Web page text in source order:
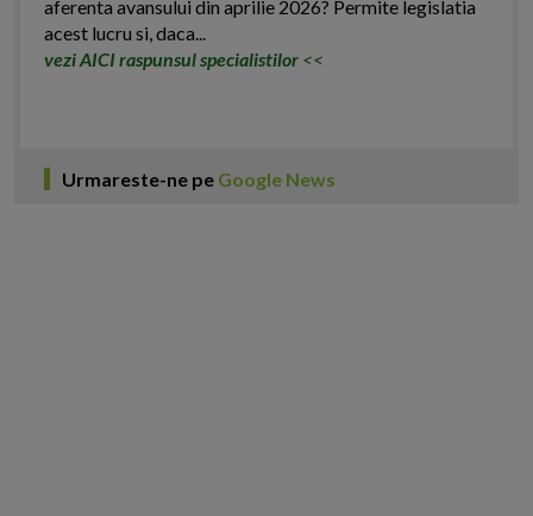
aferenta avansului din aprilie 2026? Permite legislatia
acest lucru si, daca...
vezi AICI raspunsul specialistilor <<
Urmareste-ne pe Google News